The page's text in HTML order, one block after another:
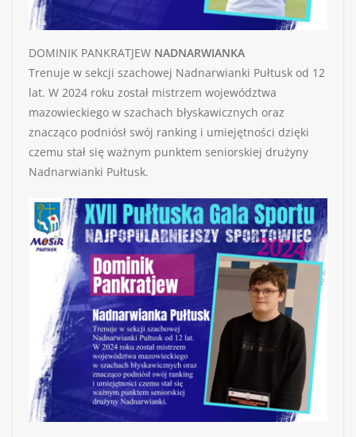
DOMINIK PANKRATJEW NADNARWIANKA
Trenuje w sekcji szachowej Nadnarwianki Pułtusk od 12
lat. W 2024 roku został mistrzem województwa
mazowieckiego w szachach błyskawicznych oraz
znacząco podniósł swój ranking i umiejętności dzięki
czemu stał się ważnym punktem seniorskiej drużyny
Nadnarwianki Pułtusk.